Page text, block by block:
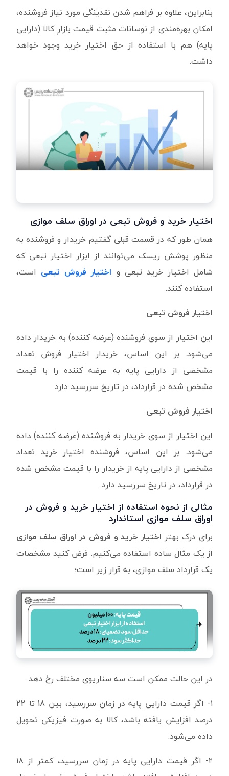
بنابراین، علاوه بر فراهم شدن نقدینگی مورد نیاز فروشنده،
امکان بهره‌مندی از نوسانات مثبت قیمت بازارِ کالا (دارایی
پایه) هم با استفاده از حق اختیار خرید وجود خواهد
داشت.
اختیار خرید و فروش تبعی در اوراق سلف موازی
همان طور که در قسمت قبلی گفتیم خریدار و فروشنده به
منظور پوشش ریسک می‌توانند از ابزار اختیار تبعی که
شامل اختیار خرید تبعی و اختیار فروش تبعی است،
استفاده کنند.
اختیار فروش تبعی
این اختیار از سوی فروشنده (عرضه کننده) به خریدار داده
می‌شود. بر این اساس، خریدار اختیار فروش تعداد
مشخصی از دارایی پایه به عرضه کننده را با قیمت
مشخص شده در قرارداد، در تاریخ سررسید دارد.
اختیار فروش تبعی
این اختیار از سوی خریدار به فروشنده (عرضه کننده) داده
می‌شود. بر این اساس، فروشنده اختیار خرید تعداد
مشخصی از دارایی پایه از خریدار را با قیمت مشخص شده
در قرارداد، در تاریخ سررسید دارد.
مثالی از نحوه استفاده از اختیار خرید و فروش در
اوراق سلف موازی استاندارد
برای درک بهتر اختیار خرید و فروش در اوراق سلف موازی
از یک مثال ساده استفاده می‌کنیم. فرض کنید مشخصات
یک قرارداد سلف موازی، به قرار زیر است؛
در این حالت ممکن است سه سناریوی مختلف رخ دهد.
۱- اگر قیمت دارایی پایه در زمان سررسید، بین 18 تا 22
درصد افزایش یافته باشد، کالا به صورت فیزیکی تحویل
داده می‌شود.
۲- اگر قیمت دارایی پایه در زمان سررسید، کمتر از 18